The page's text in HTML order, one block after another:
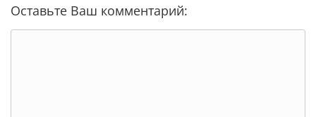
Оставьте Ваш комментарий: